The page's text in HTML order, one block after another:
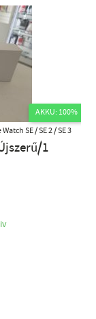
AKKU: 100%
SE / SE 2 / SE 3
1